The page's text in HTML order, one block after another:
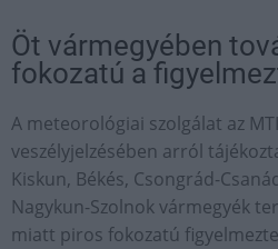
Öt vármegyében
fokozatú a
A meteorológiai szolgálat az
veszélyjelzésében arról
Kiskun, Békés, Csongrád-
Nagykun-Szolnok vármegyék
miatt piros fokozatú